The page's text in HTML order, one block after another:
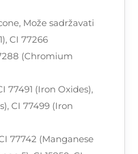
Može sadržavati
CI 77266
(Chromium
77491 (Iron Oxides),
CI 77499 (Iron
77742 (Manganese